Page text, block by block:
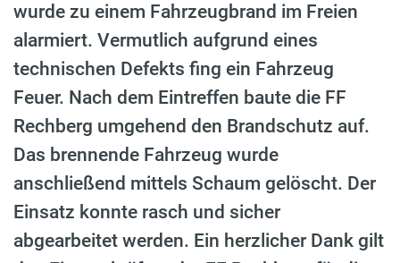
wurde zu einem Fahrzeugbrand im Freien
alarmiert. Vermutlich aufgrund eines
technischen Defekts fing ein Fahrzeug
Feuer. Nach dem Eintreffen baute die FF
Rechberg umgehend den Brandschutz auf.
Das brennende Fahrzeug wurde
anschließend mittels Schaum gelöscht. Der
Einsatz konnte rasch und sicher
abgearbeitet werden. Ein herzlicher Dank gilt